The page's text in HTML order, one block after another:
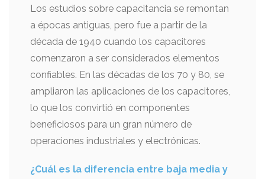
Los estudios sobre capacitancia se remontan
a épocas antiguas, pero fue a partir de la
década de 1940 cuando los capacitores
comenzaron a ser considerados elementos
confiables. En las décadas de los 70 y 80, se
ampliaron las aplicaciones de los capacitores,
lo que los convirtió en componentes
beneficiosos para un gran número de
operaciones industriales y electrónicas.
¿Cuál es la diferencia entre baja media y